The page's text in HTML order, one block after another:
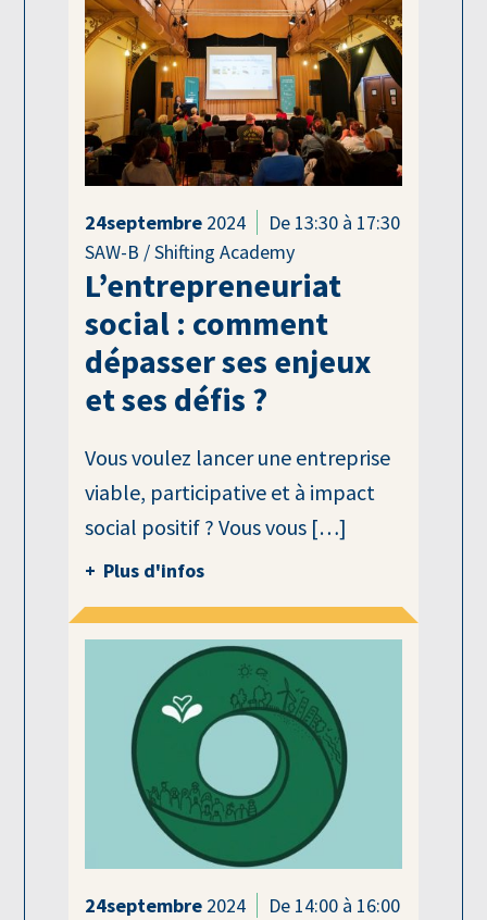
24septembre 2024
De 13:30 à 17:30
SAW-B / Shifting Academy
L’entrepreneuriat
social : comment
dépasser ses enjeux
et ses défis ?
Vous voulez lancer une entreprise
viable, participative et à impact
social positif ? Vous vous […]
Plus d'infos
24septembre 2024
De 14:00 à 16:00